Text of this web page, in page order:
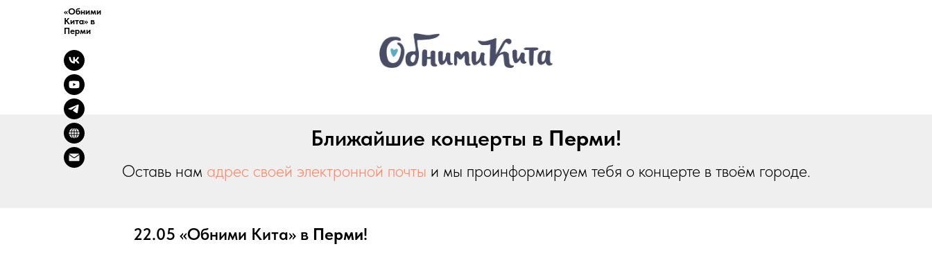
«Обними
Кита» в
Перми
Ближайшие концерты в Перми!
Оставь нам адрес своей электронной почты и мы проинформируем тебя о концерте в твоём городе.
22.05 «Обними Кита» в Перми!